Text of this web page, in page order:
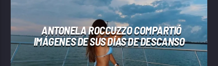
ANTONELA ROCCUZZO COMPARTIÓ
IMÁGENES DE SUS DÍAS DE DESCANSO